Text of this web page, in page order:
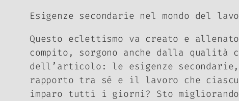
Esigenze secondarie nel mondo del
Questo eclettismo va creato e
compito, sorgono anche dalla
dell’articolo: le esigenze
rapporto tra sé e il lavoro che
imparo tutti i giorni? Sto